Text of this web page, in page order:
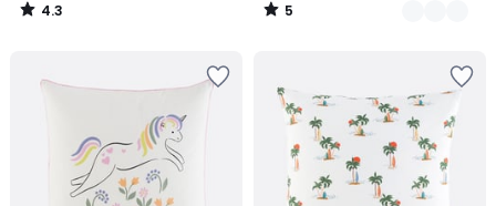
4.3
/
5
/